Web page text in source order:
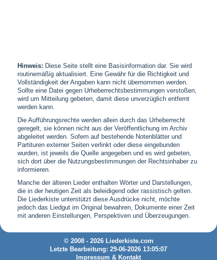
Hinweis: Diese Seite stellt eine Basisinformation dar. Sie wird
routinemäßig aktualisiert. Eine Gewähr für die Richtigkeit und
Vollständigkeit der Angaben kann nicht übernommen werden.
Sollte eine Datei gegen Urheberrechtsbestimmungen verstoßen,
wird um Mitteilung gebeten, damit diese unverzüglich entfernt
werden kann.
Die Aufführungsrechte werden allein durch das Urheberrecht
geregelt, sie können nicht aus der Veröffentlichung im Archiv
abgeleitet werden. Sofern auf bestehende Notenblätter und
Partituren externer Seiten verlinkt oder diese eingebunden
wurden, ist jeweils die Quelle angegeben und es wird gebeten,
sich dort über die Nutzungsbestimmungen der Rechtsinhaber zu
informieren.
Manche der älteren Lieder enthalten Wörter und Darstellungen,
die in der heutigen Zeit als beleidigend oder rassistisch gelten.
Die Liederkiste unterstützt diese Ausdrücke nicht, möchte
jedoch das Liedgut im Original bewahren, Dokumente einer Zeit
mit anderen Einstellungen, Perspektiven und Überzeugungen.
© 2008 - 2026 Liederkiste.com
Letzte Bearbeitung: 29-06-2026 13:05:07
Impressum & Kontakt